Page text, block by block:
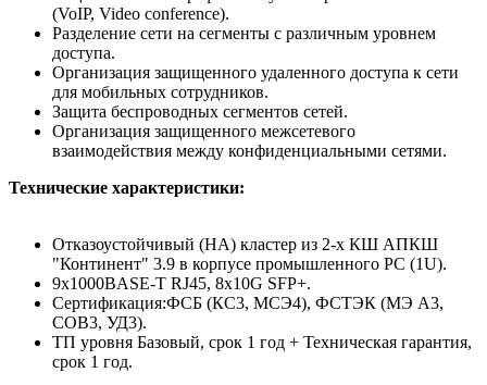
(VoIP, Video conference).
Разделение сети на сегменты с различным уровнем
доступа.
Организация защищенного удаленного доступа к сети
для мобильных сотрудников.
Защита беспроводных сегментов сетей.
Организация защищенного межсетевого
взаимодействия между конфиденциальными сетями.
Технические характеристики:
Отказоустойчивый (HA) кластер из 2-х КШ АПКШ
"Континент" 3.9 в корпусе промышленного PC (1U).
9x1000BASE-T RJ45, 8x10G SFP+.
Сертификация:ФСБ (КС3, МСЭ4), ФСТЭК (МЭ А3,
СОВ3, УД3).
ТП уровня Базовый, срок 1 год + Техническая гарантия,
срок 1 год.